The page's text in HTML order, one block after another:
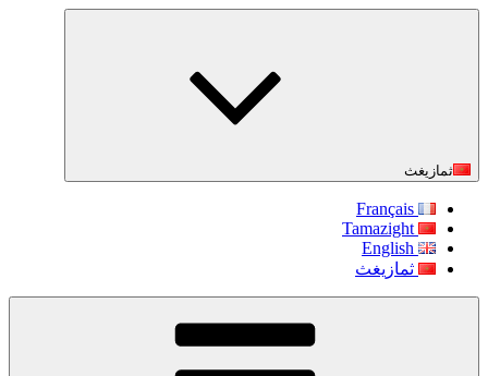
التجاوز
ثمازيغث
Français
Tamazight
English
ثمازيغث